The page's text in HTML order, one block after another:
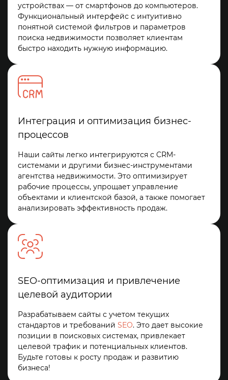
устройствах — от смартфонов до компьютеров.
Функциональный интерфейс с интуитивно
понятной системой фильтров и параметров
поиска недвижимости позволяет клиентам
быстро находить нужную информацию.
Интеграция и оптимизация бизнес-
процессов
Наши сайты легко интегрируются с CRM-
системами и другими бизнес-инструментами
агентства недвижимости. Это оптимизирует
рабочие процессы, упрощает управление
объектами и клиентской базой, а также помогает
анализировать эффективность продаж.
SEO-оптимизация и привлечение
целевой аудитории
Разрабатываем сайты с учетом текущих
стандартов и требований SEO. Это дает высокие
позиции в поисковых системах, привлекает
целевой трафик и потенциальных клиентов.
Будьте готовы к росту продаж и развитию
бизнеса!